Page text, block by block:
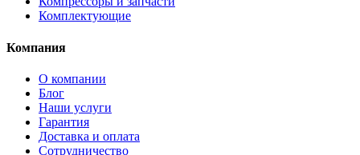
Комплектующие
Компания
О компании
Блог
Наши услуги
Гарантия
Доставка и оплата
Сотрудничество